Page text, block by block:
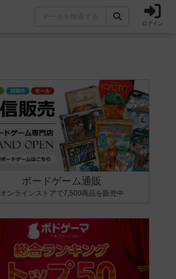
ログイン
ボードゲーム通販
オンラインストアで7,500商品を販売中